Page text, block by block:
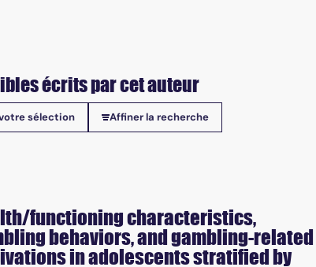
écrits par cet auteur
sélection Affiner la recherche
functioning characteristics,
behaviors, and gambling-related
in adolescents stratified by